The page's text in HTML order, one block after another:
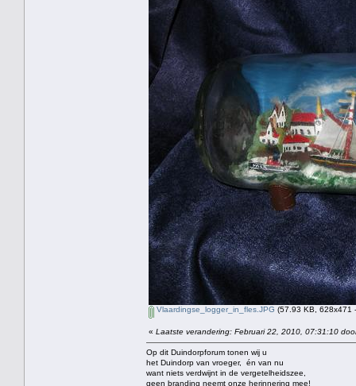
Vlaardingse_logger_in_fles.JPG (57.93 KB, 628x471
« Laatste verandering: Februari 22, 2010, 07:31:10
Op dit Duindorpforum tonen wij u
het Duindorp van vroeger, én van nu
want niets verdwijnt in de vergetelheidszee,
geen branding neemt onze herinnering mee!